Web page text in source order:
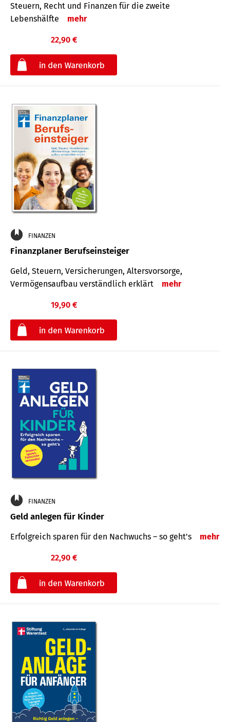
Steuern, Recht und Finanzen für die zweite
Lebenshälfte
mehr
22,90 €
FINANZEN
Finanzplaner Berufseinsteiger
Geld, Steuern, Versicherungen, Altersvorsorge,
Vermögensaufbau verständlich erklärt
mehr
19,90 €
FINANZEN
Geld anlegen für Kinder
Erfolgreich sparen für den Nachwuchs – so geht's mehr
22,90 €